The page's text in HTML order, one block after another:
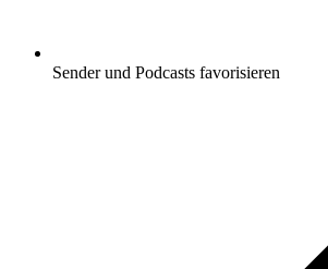
Sender und Podcasts favorisieren